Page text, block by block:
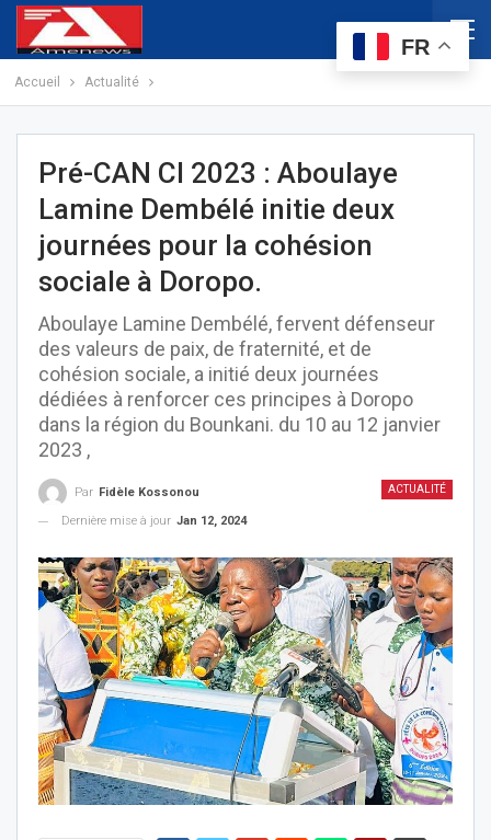
Accueil Actualité
Pré-CAN CI 2023 : Aboulaye
Lamine Dembélé initie deux
journées pour la cohésion
sociale à Doropo.
Aboulaye Lamine Dembélé, fervent défenseur
des valeurs de paix, de fraternité, et de
cohésion sociale, a initié deux journées
dédiées à renforcer ces principes à Doropo
dans la région du Bounkani. du 10 au 12 janvier
2023 ,
ACTUALITÉ
Par Fidèle Kossonou
Dernière mise à jour Jan 12, 2024
FR